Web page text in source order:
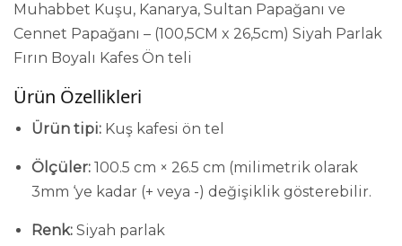
Muhabbet Kuşu, Kanarya, Sultan Papağanı ve
Cennet Papağanı – (100,5CM x 26,5cm) Siyah Parlak
Fırın Boyalı Kafes Ön teli
Ürün Özellikleri
Ürün tipi: Kuş kafesi ön tel
Ölçüler: 100.5 cm × 26.5 cm (milimetrik olarak
3mm ‘ye kadar (+ veya -) değişiklik gösterebilir.
Renk: Siyah parlak